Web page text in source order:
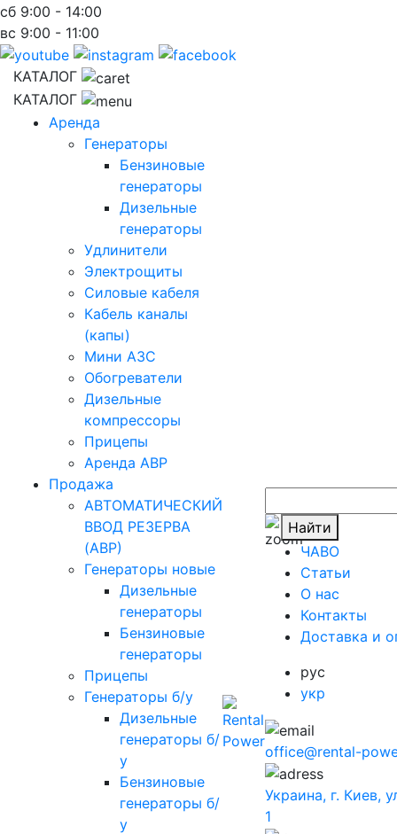
сб 9:00 - 14:00
вс 9:00 - 11:00
КАТАЛОГ
КАТАЛОГ
Аренда
Генераторы
Бензиновые
генераторы
Дизельные
генераторы
Удлинители
Электрощиты
Силовые кабеля
Кабель каналы
(капы)
Мини АЗС
Обогреватели
Дизельные
компрессоры
Прицепы
Аренда АВР
Продажа
АВТОМАТИЧЕСКИЙ
ВВОД РЕЗЕРВА
(АВР)
Генераторы новые
Дизельные
генераторы
Бензиновые
генераторы
Прицепы
Генераторы б/у
Дизельные
генераторы б/
у
Бензиновые
генераторы б/
у
Найти
ЧАВО
Cтатьи
O нас
Контакты
Доставка и
рус
укр
office@rental-
Украина, г. Киев,
1